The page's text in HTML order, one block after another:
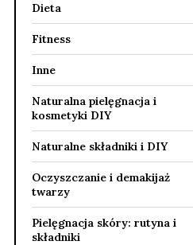
Dieta
Fitness
Inne
Naturalna pielęgnacja i
kosmetyki DIY
Naturalne składniki i DIY
Oczyszczanie i demakijaż
twarzy
Pielęgnacja skóry: rutyna i
składniki